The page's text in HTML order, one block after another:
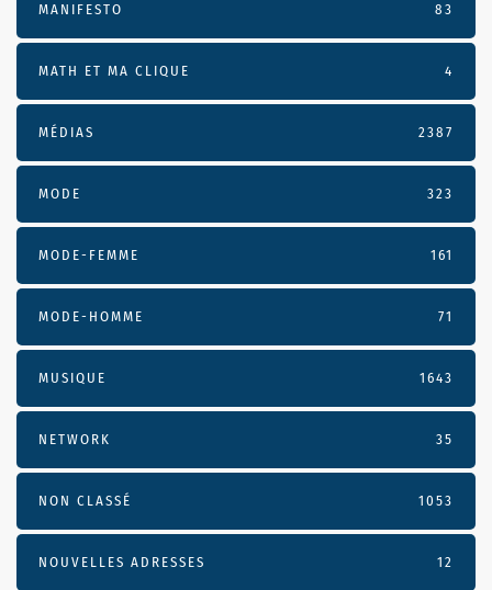
MANIFESTO 83
MATH ET MA CLIQUE 4
MÉDIAS 2387
MODE 323
MODE-FEMME 161
MODE-HOMME 71
MUSIQUE 1643
NETWORK 35
NON CLASSÉ 1053
NOUVELLES ADRESSES 12